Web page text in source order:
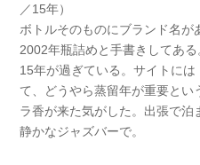
／15年）
ボトルそのものにブランド名が
2002年瓶詰めと手書きしてあ
15年が過ぎている。サイトに
て、どうやら蒸留年が重要とい
ラ香が来た気がした。出張で
静かなジャズバーで。